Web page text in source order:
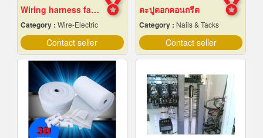
Wiring harness factory
Category : Wire-Electric
Contact seller
ตะปูตอกคอนกรีต
Category : Nails & Tacks
Contact seller